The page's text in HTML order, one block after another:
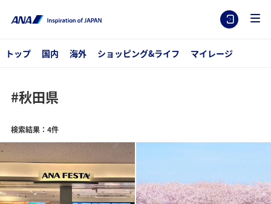
トップ 国内 海外 ショッピング&ライフ マイレージ
#秋田県
検索結果：4件